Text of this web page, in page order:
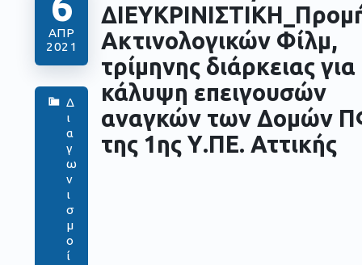
ΑΠΡ
2021
Δ
ι
α
γ
ω
ν
ι
σ
μ
ο
ί
Ακτινολογικών Φίλμ,
τρίμηνης διάρκειας
κάλυψη επειγουσών
αναγκών των Δομών
της 1ης Υ.ΠΕ. Αττικής